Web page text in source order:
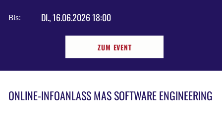
Bis: DI., 16.06.2026 18:00
ZUM EVENT
ONLINE-INFOANLASS MAS SOFTWARE ENGINEERING